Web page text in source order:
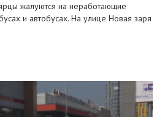
жалуются на неработающие
и автобусах. На улице Новая заря